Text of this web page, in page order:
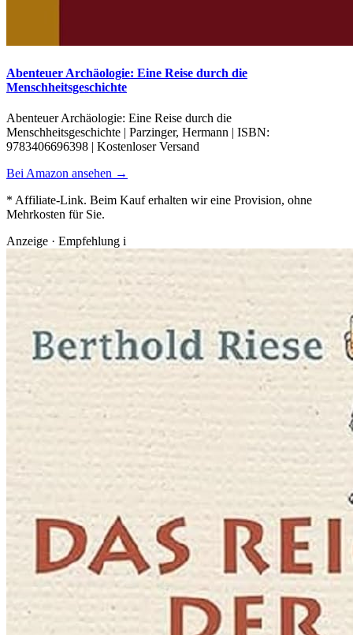
Abenteuer Archäologie: Eine Reise durch die
Menschheitsgeschichte
Abenteuer Archäologie: Eine Reise durch die
Menschheitsgeschichte | Parzinger, Hermann | ISBN:
9783406696398 | Kostenloser Versand
Bei Amazon ansehen →
* Affiliate-Link. Beim Kauf erhalten wir eine Provision, ohne
Mehrkosten für Sie.
Anzeige · Empfehlung i